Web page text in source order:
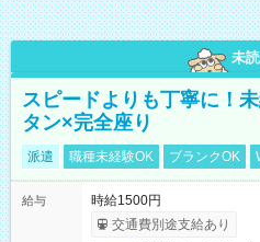
未読
スピードよりも丁寧に！
タン×完全座り
派遣 職種未経験OK ブランクOK
給与
時給1500円
交通費別途支給あり